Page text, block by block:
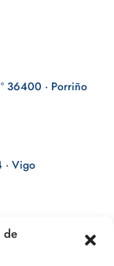
de
36400 · Porriño
· Vigo